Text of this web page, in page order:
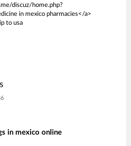
discuz/home.php?
in mexico pharmacies</a>
to usa
in mexico online